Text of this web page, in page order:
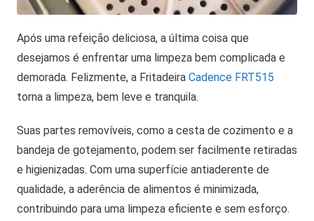
Após uma refeição deliciosa, a última coisa que
desejamos é enfrentar uma limpeza bem complicada e
demorada. Felizmente, a Fritadeira Cadence FRT515
torna a limpeza, bem leve e tranquila.
Suas partes removíveis, como a cesta de cozimento e a
bandeja de gotejamento, podem ser facilmente retiradas
e higienizadas. Com uma superfície antiaderente de
qualidade, a aderência de alimentos é minimizada,
contribuindo para uma limpeza eficiente e sem esforço.